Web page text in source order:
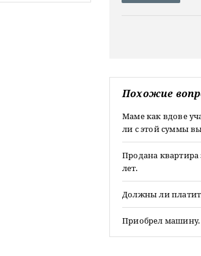
Похожие
Маме как вдове
ли с этой суммы
Продана квартира
лет.
Должны ли
Приобрел